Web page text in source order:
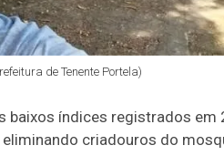
de Tenente Portela)
baixos índices registrados
criadouros do